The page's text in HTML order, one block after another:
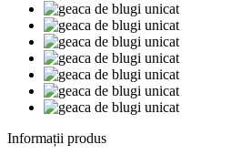
Informații produs